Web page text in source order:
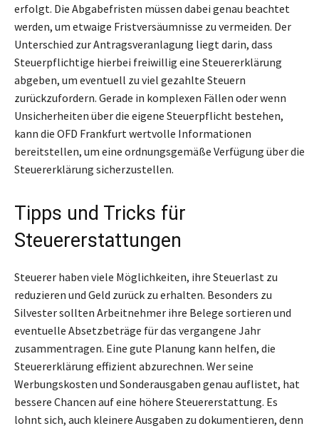
erfolgt. Die Abgabefristen müssen dabei genau beachtet
werden, um etwaige Fristversäumnisse zu vermeiden. Der
Unterschied zur Antragsveranlagung liegt darin, dass
Steuerpflichtige hierbei freiwillig eine Steuererklärung
abgeben, um eventuell zu viel gezahlte Steuern
zurückzufordern. Gerade in komplexen Fällen oder wenn
Unsicherheiten über die eigene Steuerpflicht bestehen,
kann die OFD Frankfurt wertvolle Informationen
bereitstellen, um eine ordnungsgemäße Verfügung über die
Steuererklärung sicherzustellen.
Tipps und Tricks für
Steuererstattungen
Steuerer haben viele Möglichkeiten, ihre Steuerlast zu
reduzieren und Geld zurück zu erhalten. Besonders zu
Silvester sollten Arbeitnehmer ihre Belege sortieren und
eventuelle Absetzbeträge für das vergangene Jahr
zusammentragen. Eine gute Planung kann helfen, die
Steuererklärung effizient abzurechnen. Wer seine
Werbungskosten und Sonderausgaben genau auflistet, hat
bessere Chancen auf eine höhere Steuererstattung. Es
lohnt sich, auch kleinere Ausgaben zu dokumentieren, denn